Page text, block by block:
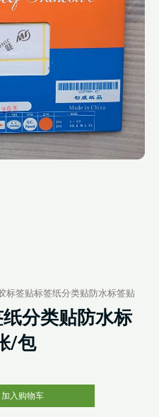
标签贴标签纸分类贴防水标签贴
分类贴防水标
/包
加入购物车